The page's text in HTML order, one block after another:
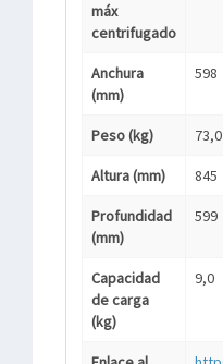
máx
centrifugado
Anchura
(mm)
598
Peso (kg) 73,0
Altura (mm) 845
Profundidad
(mm)
599
Capacidad
de carga
(kg)
9,0